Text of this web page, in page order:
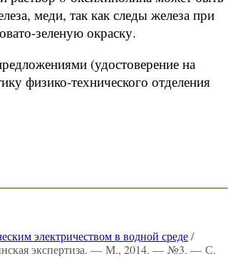
меди, так как следы железа при
зеленую окраску.
(удостоверение на
физико-технического отделения
электричеством в водной среде/
экспертиза. — М., 2014. — №3. — С.